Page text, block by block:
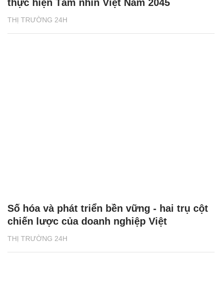
THỊ TRƯỜNG 24H
thực hiện Tầm nhìn Việt Nam 2045
THỊ TRƯỜNG 24H
Số hóa và phát triển bền vững - hai trụ cột
chiến lược của doanh nghiệp Việt